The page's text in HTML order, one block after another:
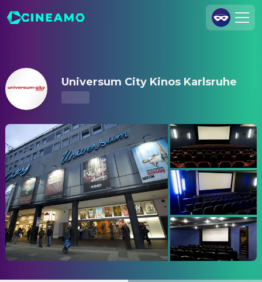
Impressum
Datenschutzerklärung
Datenschutzeinstellungen
Universum City Kinos Karlsruhe – Kinoprogramm & Tickets
Universum City Kinos Karlsruhe